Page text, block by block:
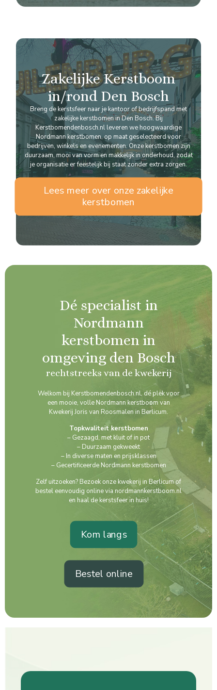
Zakelijke Kerstboom
in/rond Den Bosch
Breng de kerstsfeer naar je kantoor of bedrijfspand met
zakelijke kerstbomen in Den Bosch. Bij
Kerstbomendenbosch.nl leveren we hoogwaardige
Nordmann kerstbomen, op maat geselecteerd voor
bedrijven, winkels en evenementen. Onze kerstbomen zijn
duurzaam, mooi van vorm en makkelijk in onderhoud, zodat
je organisatie er feestelijk bij staat zonder extra zorgen.
Lees meer over onze zakelijke
kerstbomen
Dé specialist in
Nordmann
kerstbomen in
omgeving den Bosch
rechtstreeks van de kwekerij
Welkom bij Kerstbomendenbosch.nl, dé plek voor
een mooie, volle Nordmann kerstboom van
Kwekerij Joris van Roosmalen in Berlicum.
Topkwaliteit kerstbomen
– Gezaagd, met kluit of in pot
– Duurzaam gekweekt
– In diverse maten en prijsklassen
– Gecertificeerde Nordmann kerstbomen
Zelf uitzoeken? Bezoek onze kwekerij in Berlicum of
bestel eenvoudig online via nordmannkerstboom.nl
en haal de kerstsfeer in huis!
Kom langs
Bestel online